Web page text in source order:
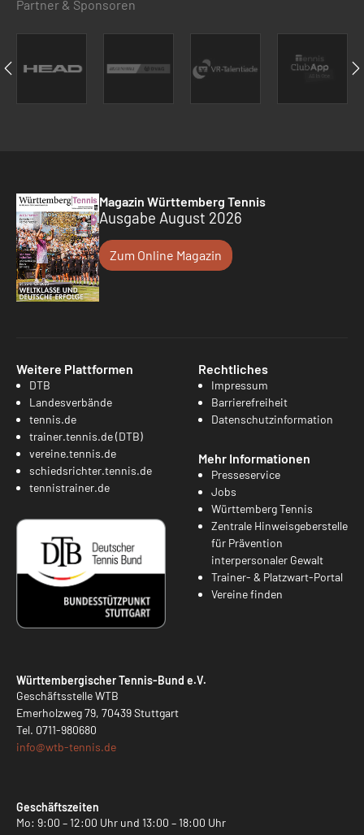
Partner & Sponsoren
Magazin Württemberg Tennis
Ausgabe August 2026
Zum Online Magazin
Weitere Plattformen
DTB
Landesverbände
tennis.de
trainer.tennis.de (DTB)
vereine.tennis.de
schiedsrichter.tennis.de
tennistrainer.de
Rechtliches
Impressum
Barrierefreiheit
Datenschutzinformation
Mehr Informationen
Presseservice
Jobs
Württemberg Tennis
Zentrale Hinweisgeberstelle
für Prävention
interpersonaler Gewalt
Trainer- & Platzwart-Portal
Vereine finden
Württembergischer Tennis-Bund e.V.
Geschäftsstelle WTB
Emerholzweg 79, 70439 Stuttgart
Tel. 0711-980680
info@wtb-tennis.de
Geschäftszeiten
Mo: 9:00 – 12:00 Uhr und 13:00 – 18:00 Uhr